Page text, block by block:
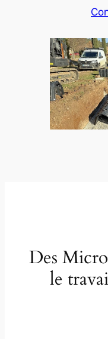
Des
le